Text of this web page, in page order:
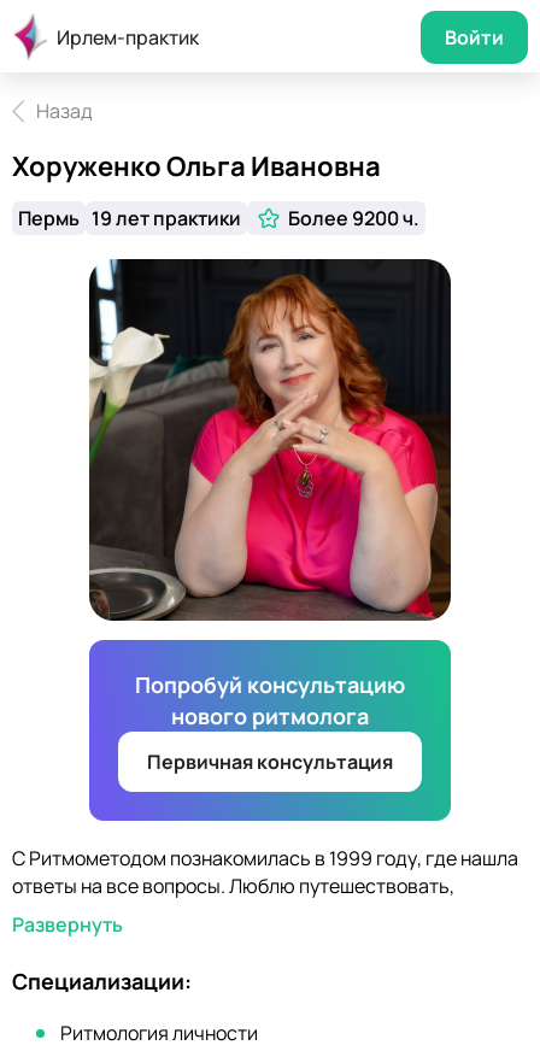
Ирлем-практик Войти
Назад
Попробуй консультацию
нового ритмолога
Первичная консультация
Хоруженко Ольга Ивановна
Пермь 19 лет практики Более 9200 ч.
С Ритмометодом познакомилась в 1999 году, где нашла
ответы на все вопросы. Люблю путешествовать,
рисовать картины, пишу стихи. Очень коммуникабельна,
легко выхожу на новые связи, имею открытое сердце
для всех людей, быстро вызываю чувство любви у
множества мужчин, независимо от их возраста.
Счастливая мама и бабушка и изящная женщина.
Развернуть
Специализации:
Ритмология личности